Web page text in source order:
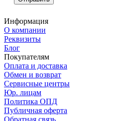
Информация
О компании
Реквизиты
Блог
Покупателям
Оплата и доставка
Обмен и возврат
Сервисные центры
Юр. лицам
Политика ОПД
Публичная оферта
Обратная связь